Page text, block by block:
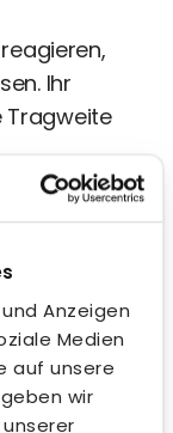
Anzeigen
Medien
auf unsere
wir
Ihr
Tragweite
Mit